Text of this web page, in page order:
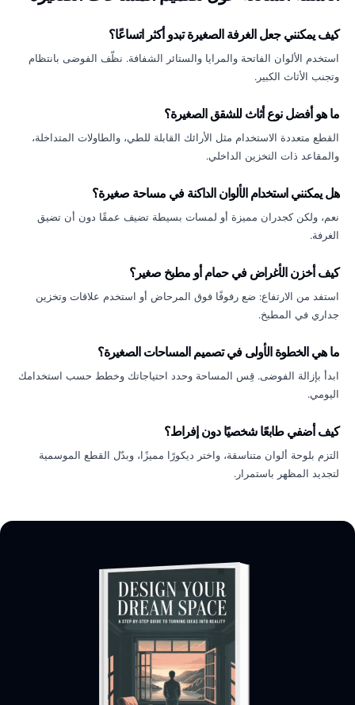
كيف يمكنني جعل الغرفة الصغيرة تبدو أكثر اتساعًا؟
استخدم الألوان الفاتحة والمرايا والستائر الشفافة. نظّف الفوضى بانتظام
وتجنب الأثاث الكبير.
ما هو أفضل نوع أثاث للشقق الصغيرة؟
القطع متعددة الاستخدام مثل الأرائك القابلة للطي، والطاولات المتداخلة،
والمقاعد ذات التخزين الداخلي.
هل يمكنني استخدام الألوان الداكنة في مساحة صغيرة؟
نعم، ولكن كجدران مميزة أو لمسات بسيطة تضيف عمقًا دون أن تضيق
الغرفة.
كيف أخزن الأغراض في حمام أو مطبخ صغير؟
استفد من الارتفاع: ضع رفوفًا فوق المرحاض أو استخدم علاقات وتخزين
جداري في المطبخ.
ما هي الخطوة الأولى في تصميم المساحات الصغيرة؟
ابدأ بإزالة الفوضى. قِس المساحة وحدد احتياجاتك وخطط حسب استخدامك
اليومي.
كيف أضفي طابعًا شخصيًا دون إفراط؟
التزم بلوحة ألوان متناسقة، واختر ديكورًا مميزًا، وبدّل القطع الموسمية
لتجديد المظهر باستمرار.